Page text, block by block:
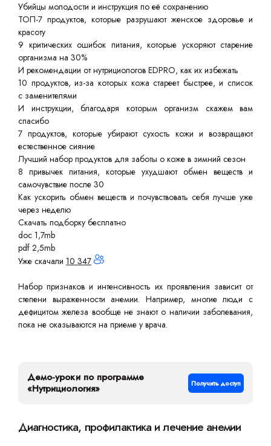
Убийцы молодости и инструкция по её сохранению
ТОП-7 продуктов, которые разрушают женское здоровье и
красоту
9 критических ошибок питания, которые ускоряют старение
организма на 30%
И рекомендации от нутрициологов EDPRO, как их избежать
10 продуктов, из-за которых кожа стареет быстрее, и список
с заменителями
И инструкции, благодаря которым организм скажем вам
спасибо
7 продуктов, которые убирают сухость кожи и возвращают
естественное сияние
Лучший набор продуктов для заботы о коже в зимний сезон
8 привычек питания, которые ухудшают обмен веществ и
самочувствие после 30
Как ускорить обмен веществ и почувствовать себя лучше уже
через неделю
Скачать подборку бесплатно
doc 1,7mb
pdf 2,5mb
Уже скачали 10 347
Набор признаков и интенсивность их проявления зависит от
степени выраженности анемии. Например, многие люди с
дефицитом железа вообще не знают о наличии заболевания,
пока не оказываются на приеме у врача.
Демо-уроки по программе
«Нутрициология»
Получить доступ
Диагностика, профилактика и лечение анемии